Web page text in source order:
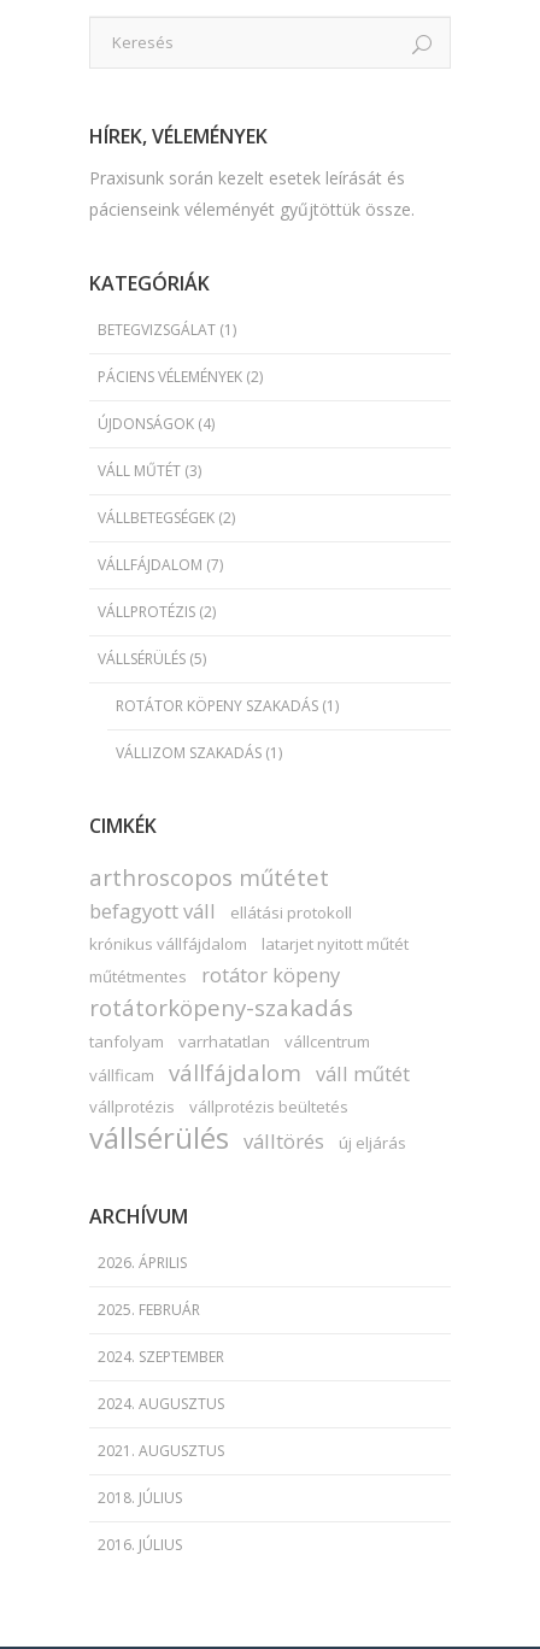
HÍREK, VÉLEMÉNYEK
Praxisunk során kezelt esetek leírását és
pácienseink véleményét gyűjtöttük össze.
KATEGÓRIÁK
BETEGVIZSGÁLAT (1)
PÁCIENS VÉLEMÉNYEK (2)
ÚJDONSÁGOK (4)
VÁLL MŰTÉT (3)
VÁLLBETEGSÉGEK (2)
VÁLLFÁJDALOM (7)
VÁLLPROTÉZIS (2)
VÁLLSÉRÜLÉS (5)
ROTÁTOR KÖPENY SZAKADÁS (1)
VÁLLIZOM SZAKADÁS (1)
CIMKÉK
arthroscopos műtétet
befagyott váll
ellátási protokoll
krónikus vállfájdalom
latarjet nyitott műtét
műtétmentes
rotátor köpeny
rotátorköpeny-szakadás
tanfolyam varrhatatlan
vállcentrum
vállficam
vállfájdalom váll műtét
vállprotézis vállprotézis beültetés
vállsérülés válltörés új eljárás
ARCHÍVUM
2026. ÁPRILIS
2025. FEBRUÁR
2024. SZEPTEMBER
2024. AUGUSZTUS
2021. AUGUSZTUS
2018. JÚLIUS
2016. JÚLIUS